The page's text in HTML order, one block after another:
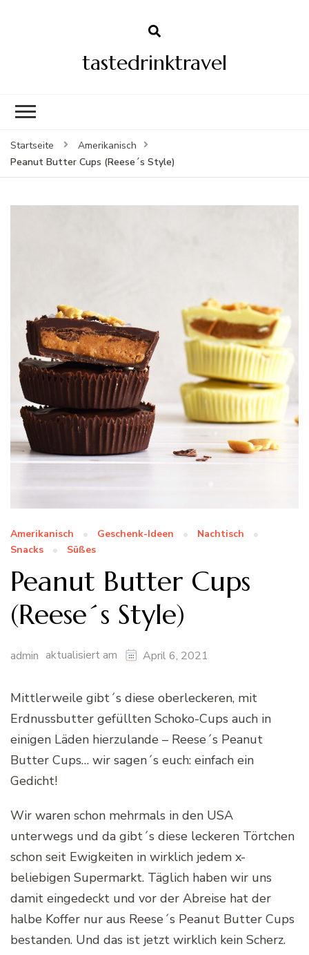
tastedrinktravel
Startseite
Amerikanisch
Peanut Butter Cups (Reese´s Style)
Amerikanisch Geschenk-Ideen
Nachtisch
Snacks
Süßes
Peanut Butter Cups
(Reese´s Style)
admin aktualisiert am April 6, 2021
Mittlerweile gibt´s diese oberleckeren, mit
Erdnussbutter gefüllten Schoko-Cups auch in
einigen Läden hierzulande – Reese´s Peanut
Butter Cups… wir sagen´s euch: einfach ein
Gedicht!
Wir waren schon mehrmals in den USA
unterwegs und da gibt´s diese leckeren Törtchen
schon seit Ewigkeiten in wirklich jedem x-
beliebigen Supermarkt. Täglich haben wir uns
damit eingedeckt und vor der Abreise hat der
halbe Koffer nur aus Reese´s Peanut Butter Cups
bestanden. Und das ist jetzt wirklich kein Scherz.